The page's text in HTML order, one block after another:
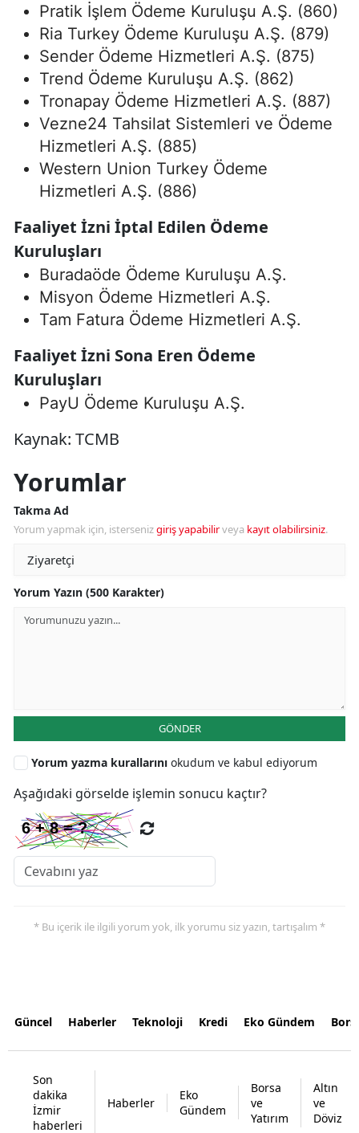
Pratik İşlem Ödeme Kuruluşu A.Ş. (860)
Ria Turkey Ödeme Kuruluşu A.Ş. (879)
Sender Ödeme Hizmetleri A.Ş. (875)
Trend Ödeme Kuruluşu A.Ş. (862)
Tronapay Ödeme Hizmetleri A.Ş. (887)
Vezne24 Tahsilat Sistemleri ve Ödeme
Hizmetleri A.Ş. (885)
Western Union Turkey Ödeme
Hizmetleri A.Ş. (886)
Faaliyet İzni İptal Edilen Ödeme
Kuruluşları
Buradaöde Ödeme Kuruluşu A.Ş.
Misyon Ödeme Hizmetleri A.Ş.
Tam Fatura Ödeme Hizmetleri A.Ş.
Faaliyet İzni Sona Eren Ödeme
Kuruluşları
PayU Ödeme Kuruluşu A.Ş.
Kaynak: TCMB
Yorumlar
Takma Ad
Yorum yapmak için, istersenizgiriş yapabilirveya kayıt olabilirsiniz.
Yorum Yazın (500 Karakter)
GÖNDER
Yorum yazma kurallarını okudum ve kabul ediyorum
Aşağıdaki görselde işlemin sonucu kaçtır?
* Bu içerik ile ilgili yorum yok, ilk yorumu siz yazın, tartışalım *
Güncel Haberler Teknoloji Kredi Eko Gündem
Son
dakika
İzmir
haberleri
Haberler
Eko
Gündem
Borsa
ve
Yatırım
Altın
ve
Döviz